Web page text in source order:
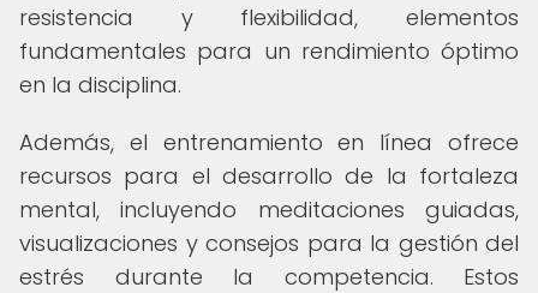
resistencia y flexibilidad, elementos
fundamentales para un rendimiento óptimo
en la disciplina.
Además, el entrenamiento en línea ofrece
recursos para el desarrollo de la fortaleza
mental, incluyendo meditaciones guiadas,
visualizaciones y consejos para la gestión del
estrés durante la competencia. Estos